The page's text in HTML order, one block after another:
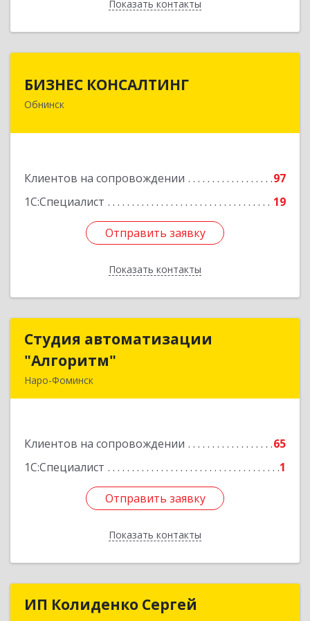
Показать контакты
Назад
БИЗНЕС КОНСАЛТИНГ
Обнинск
Клиентов на сопровождении
97
1С:Специалист
19
Отправить заявку
Показать контакты
249032, Калужская обл, Обнинск г, Курчатова ул,
Отправить заявку
Назад
Студия автоматизации
"Алгоритм"
Наро-Фоминск
Клиентов на сопровождении
65
1С:Специалист
1
Отправить заявку
Показать контакты
Студия автоматизации
Подробнее
Отправить заявку
Назад
ИП Колиденко СергейИП Колиденко Сергей